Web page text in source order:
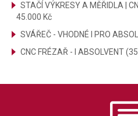
STAČÍ VÝKRESY A MĚŘIDLA |
45.000 Kč
SVÁŘEČ - VHODNÉ I PRO
CNC FRÉZAŘ - I ABSOLVENT